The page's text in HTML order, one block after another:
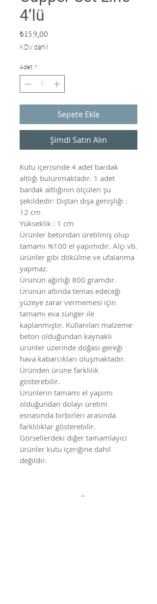
4’lü
₺159,00
KDV dahil
Adet *
Sepete Ekle
Şimdi Satın Alın
Kutu içerisinde 4 adet bardak
altlığı bulunmaktadır. 1 adet
bardak altlığının ölçüleri şu
şekildedir: Dıştan dışa genişliği :
12 cm
Yükseklik : 1 cm
Ürünler betondan üretilmiş olup
tamamı %100 el yapımıdır. Alçı vb.
ürünler gibi dökülme ve ufalanma
yapmaz.
Ürünün ağırlığı 800 gramdır.
Ürünün altında temas edeceği
yüzeye zarar vermemesi için
tamamı eva sünger ile
kaplanmıştır. Kullanılan malzeme
beton olduğundan kaynaklı
ürünler üzerinde doğası gereği
hava kabarcıkları oluşmaktadır.
Üründen ürüne farklılık
gösterebilir.
Ürünlerin tamamı el yapımı
olduğundan dolayı üretim
esnasında birbirleri arasında
farklılıklar gösterebilir.
Görsellerdeki diğer tamamlayıcı
ürünler kutu içeriğine dahil
değildir.
Benzer Ürünler